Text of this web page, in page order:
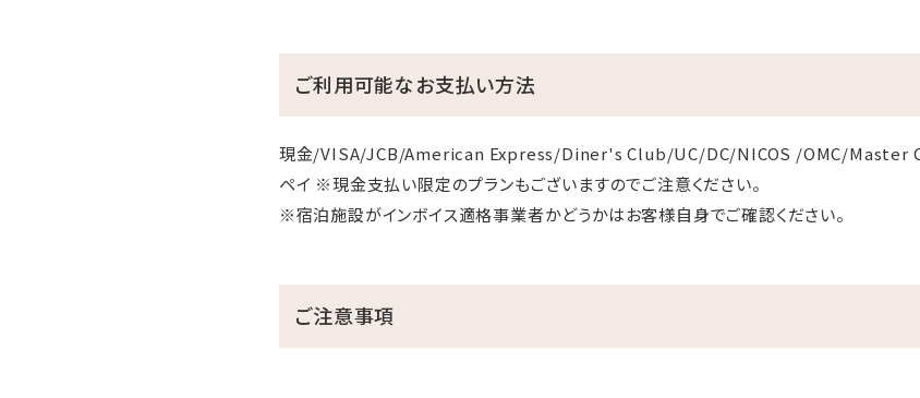
ご利用可能なお支払い方法
現金/VISA/JCB/American Express/Diner's Club/UC/DC/NICOS /OMC/Master
ペイ ※現金支払い限定のプランもございますのでご注意ください。
※宿泊施設がインボイス適格事業者かどうかはお客様自身でご確認ください。
ご注意事項